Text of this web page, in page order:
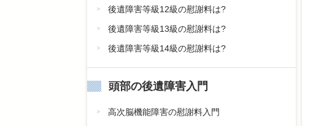
後遺障害等級12級の慰謝料は?
後遺障害等級13級の慰謝料は?
後遺障害等級14級の慰謝料は?
頭部の後遺障害入門
高次脳機能障害の慰謝料入門